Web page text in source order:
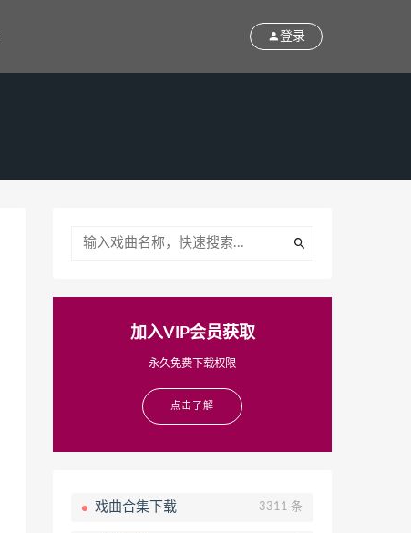
登录
加入VIP会员获取
永久免费下载权限
点击了解
戏曲合集下载 3311 条